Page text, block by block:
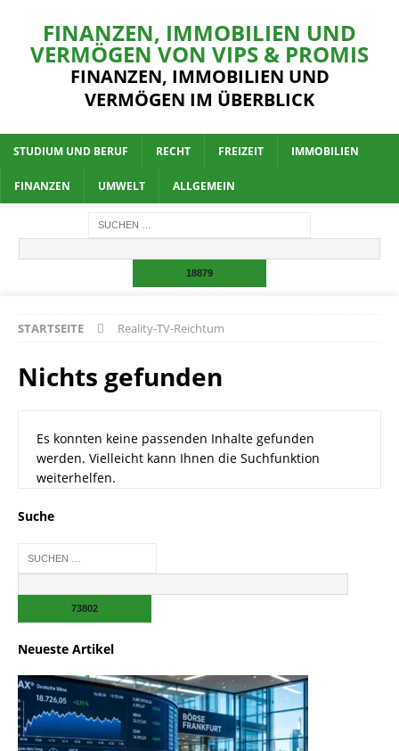
FINANZEN, IMMOBILIEN UND
VERMÖGEN VON VIPS & PROMIS
FINANZEN, IMMOBILIEN UND
VERMÖGEN IM ÜBERBLICK
STUDIUM UND BERUF RECHT FREIZEIT IMMOBILIEN
FINANZEN UMWELT ALLGEMEIN
STARTSEITE Reality-TV-Reichtum
Nichts gefunden
Es konnten keine passenden Inhalte gefunden
werden. Vielleicht kann Ihnen die Suchfunktion
weiterhelfen.
Suche
Neueste Artikel